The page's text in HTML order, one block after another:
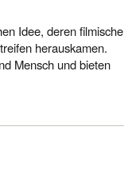
Idee, deren filmische
herauskamen.
Mensch und bieten